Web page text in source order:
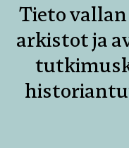
Tieto
arkistot ja